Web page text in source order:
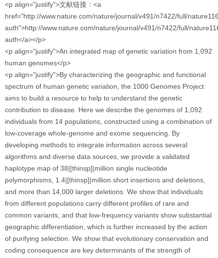
<p align="justify">文献链接：<a
href="http://www.nature.com/nature/journal/v491/n7422/full/
auth">http://www.nature.com/nature/journal/v491/n7422/full/
auth</a></p>
<p align="justify">An integrated map of genetic variation from 1,092
human genomes</p>
<p align="justify">By characterizing the geographic and functional
spectrum of human genetic variation, the 1000 Genomes Project
aims to build a resource to help to understand the genetic
contribution to disease. Here we describe the genomes of 1,092
individuals from 14 populations, constructed using a combination of
low-coverage whole-genome and exome sequencing. By
developing methods to integrate information across several
algorithms and diverse data sources, we provide a validated
haplotype map of 38|[thinsp]|million single nucleotide
polymorphisms, 1.4|[thinsp]|million short insertions and deletions,
and more than 14,000 larger deletions. We show that individuals
from different populations carry different profiles of rare and
common variants, and that low-frequency variants show substantial
geographic differentiation, which is further increased by the action
of purifying selection. We show that evolutionary conservation and
coding consequence are key determinants of the strength of